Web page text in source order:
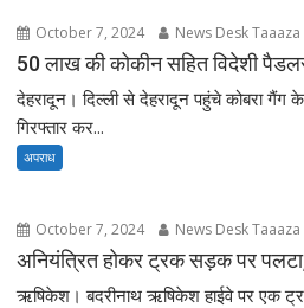
October 7, 2024 News Desk
50 लाख की कोकीन सहित विदेशी
देहरादून। दिल्ली से देहरादून पहुंचे कोबरा गैंग
गिरफ्तार कर...
अपराध
October 7, 2024 News Desk
अनियंत्रित होकर ट्रक सड़क पर
ऋषिकेश। बदरीनाथ ऋषिकेश हाईवे पर एक